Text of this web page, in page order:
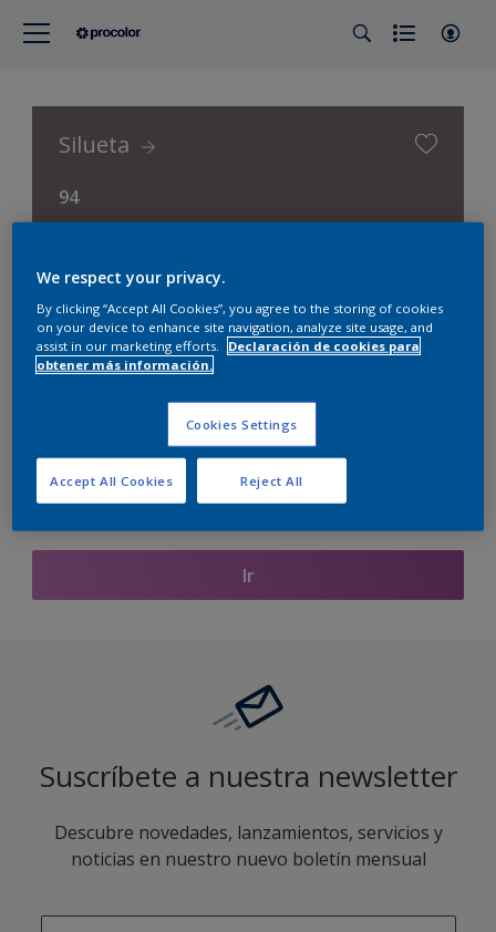
Silueta
94
Procolor Selección (Procolor Interior)
Encontrar productos de este color
Ir
Suscríbete a nuestra newsletter
Descubre novedades, lanzamientos, servicios y
noticias en nuestro nuevo boletín mensual
We respect your privacy.
By clicking “Accept All Cookies”, you agree to the storing of cookies
on your device to enhance site navigation, analyze site usage, and
assist in our marketing efforts.
Declaración de cookies para
obtener más información.
Cookies Settings
Reject All
Accept All Cookies